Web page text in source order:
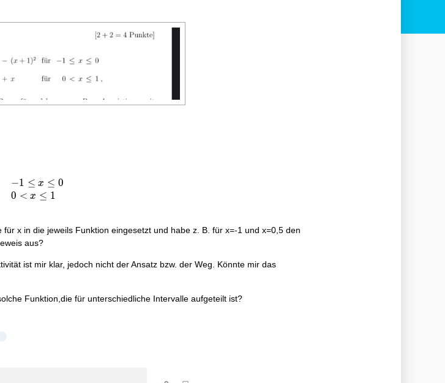
−1 ≤ x ≤ 0
0 < x ≤ 1
x in die jeweils Funktion eingesetzt und habe z. B. für x=-1 und x=0,5 den
aus?
ist mir klar, jedoch nicht der Ansatz bzw. der Weg. Könnte mir das
Funktion,die für unterschiedliche Intervalle aufgeteilt ist?